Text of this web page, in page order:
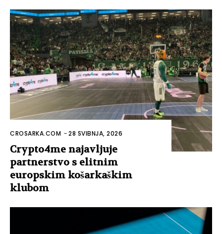
CROSARKA.COM -28 SVIBNJA, 2026
Crypto4me najavljuje
partnerstvo s elitnim
europskim košarkaškim
klubom